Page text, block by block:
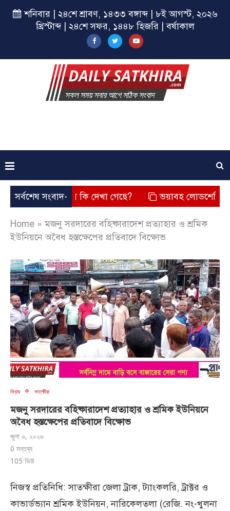
শনিবার | ২৪শে শ্রাবণ, ১৪৩৩ বঙ্গাব্দ | ৮ই আগস্ট, ২০২৬
খ্রিস্টাব্দ | ২৪শে সফর, ১৪৪৮ হিজরি | বর্ষাকাল
সর্বশেষ সংবাদ-
তার চেহারা কি দেখা গেছে? ভয়াবহ লোডশেডিং, বিদ্যুত –
Home »মজনু সরদারের বহিষ্কারাদেশ প্রত্যাহার ও শ্রমিক
ইউনিয়নে অবৈধ হস্তক্ষেপের প্রতিবাদে বিক্ষোভ
ফিচার সাতক্ষীরা
মজনু সরদারের বহিষ্কারাদেশ প্রত্যাহার ও শ্রমিক ইউনিয়নে
অবৈধ হস্তক্ষেপের প্রতিবাদে বিক্ষোভ
জুলা ৬, ২০২৬
0 মন্তব্য
105 ভিউ
নিজস্ব প্রতিনিধি: সাতক্ষীরা জেলা ট্রাক, ট্যাংকলরি, ট্রাক্টর ও
কাভার্ডভ্যান শ্রমিক ইউনিয়ন, নারিকেলতলা (রেজি. নং-খুলনা